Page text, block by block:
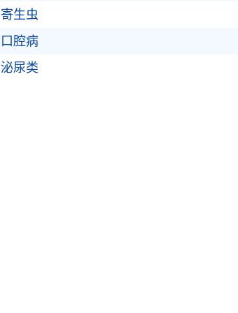
寄生虫
口腔病
泌尿类